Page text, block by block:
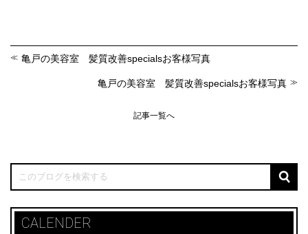
亀戸の美容室 髪質改善specialsお客様写真
亀戸の美容室 髪質改善specialsお客様写真
記事一覧へ
CALENDER